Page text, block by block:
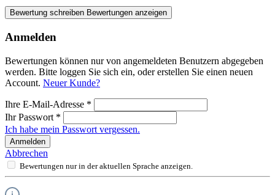
Bewertung schreiben Bewertungen anzeigen
Anmelden
Bewertungen können nur von angemeldeten Benutzern abgegeben
werden. Bitte loggen Sie sich ein, oder erstellen Sie einen neuen
Account. Neuer Kunde?
Ihre E-Mail-Adresse *
Ihr Passwort *
Ich habe mein Passwort vergessen.
Anmelden
Abbrechen
Bewertungen nur in der aktuellen Sprache anzeigen.